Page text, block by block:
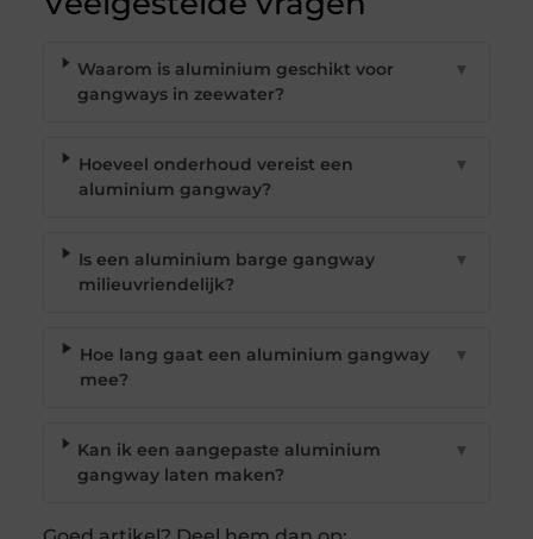
Waarom is aluminium geschikt voor
gangways in zeewater?
▼
Hoeveel onderhoud vereist een
aluminium gangway?
▼
Is een aluminium barge gangway
milieuvriendelijk?
▼
Hoe lang gaat een aluminium gangway
mee?
▼
Kan ik een aangepaste aluminium
gangway laten maken?
▼